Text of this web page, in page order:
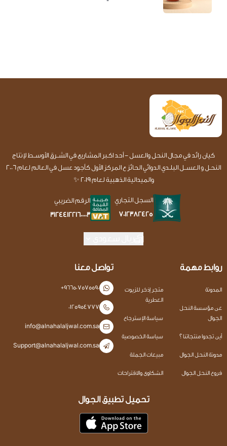
كيان رائد في مجال النحل والعسل - أحد اكـبر المشاريع في الشــرق الأوســط لإنتاج
النحـل و العســل البلـدي الدوائي الحائز ع المركز الأول كأجود عسل في العالم لعام 2006
والميدالية الذهبية لعام 2019 ✨
السجل التجاري
7012382425
الرقم الضريبي
312441221600003
روابط مهمة
المدونة
عن مؤسسة النحل
الجوال
أين تجدوا منتجاتنا ؟
مدونة النحل الجوال
فروع النحل الجوال
متجر إذخر للزيوت
العطرية
سياسة الإسترجاع
سياسة الخصوصية
مبيعات الجملة
الشكاوى والاقتراحات
تواصل معنا
+966507575590
0125954777
info@alnahalaljwal.com.sa
Support@alnahalaljwal.com.sa
تحميل تطبيق الجوال